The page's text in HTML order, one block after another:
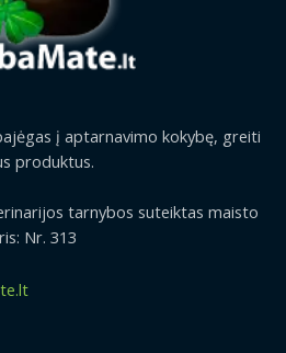
į aptarnavimo kokybę, greiti
produktus.
tarnybos suteiktas maisto
Nr. 313